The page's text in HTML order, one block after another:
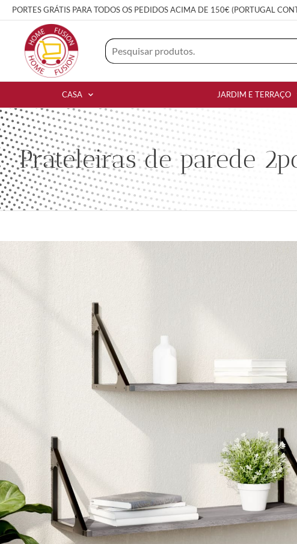
PORTES GRÁTIS PARA TODOS OS PEDIDOS ACIMA DE 150€ (PORTUGAL
CASA JARDIM E TERRAÇO
Prateleiras de parede